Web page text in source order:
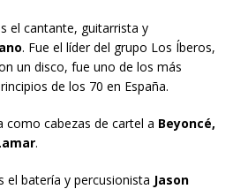
el cantante, guitarrista y
. Fue el líder del grupo Los Íberos,
un disco, fue uno de los más
de los 70 en España.
como cabezas de cartel a Beyoncé,
.
batería y percusionista Jason